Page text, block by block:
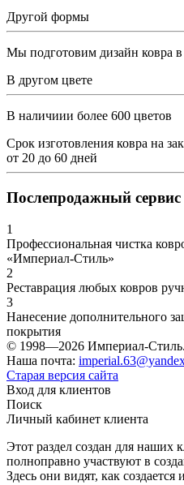
Другой формы
Мы подготовим дизайн ковра
В другом цвете
В наличиии более 600 цветов
Срок изготовления ковра на
от 20 до 60 дней
Послепродажный сервис
1
Профессиональная чистка
«Империал-Стиль»
2
Реставрация любых ковров
3
Нанесение дополнительного
покрытия
© 1998—2026 Империал-Стиль.
Наша почта:
Старая версия сайта
Вход для клиентов
Поиск
Личный кабинет клиента
Этот раздел создан для наших
полноправно участвуют в
Здесь они видят, как